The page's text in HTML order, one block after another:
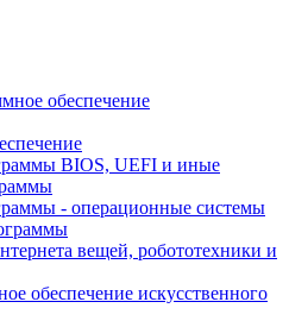
обеспечение
BIOS, UEFI и иные
- операционные системы
вещей, робототехники и
обеспечение искусственного